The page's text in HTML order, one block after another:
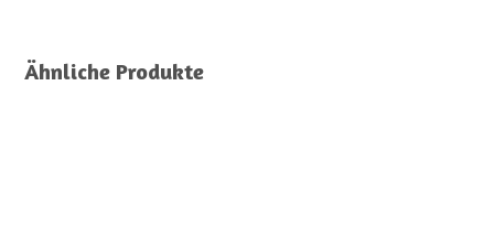
Ähnliche Produkte